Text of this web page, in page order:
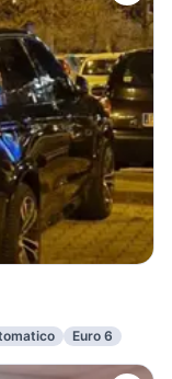
Euro 6